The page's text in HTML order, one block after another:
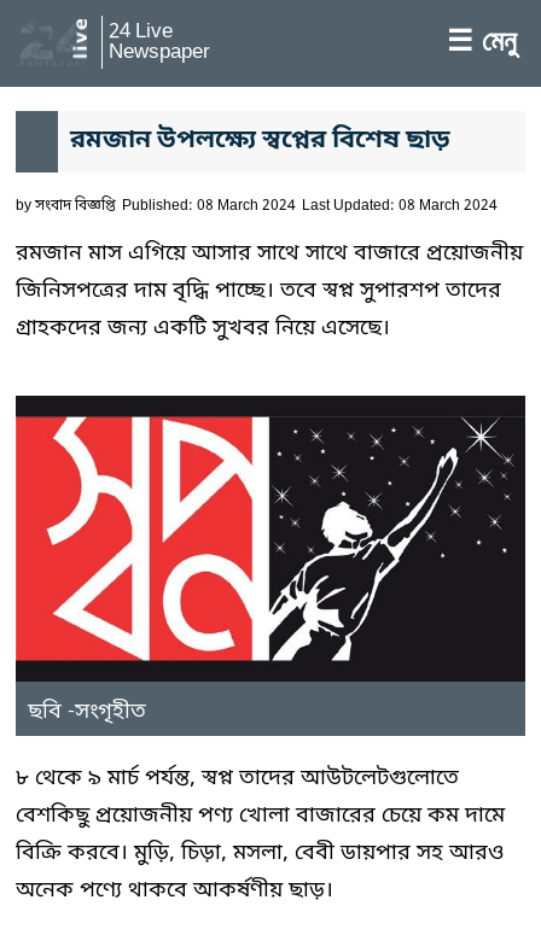
24 Live
Newspaper ☰ মেনু
রমজান উপলক্ষ্যে স্বপ্নের বিশেষ ছাড়
byসংবাদ বিজ্ঞপ্তি Published: 08 March 2024 Last Updated: 08 March 2024
রমজান মাস এগিয়ে আসার সাথে সাথে বাজারে প্রয়োজনীয়
জিনিসপত্রের দাম বৃদ্ধি পাচ্ছে। তবে স্বপ্ন সুপারশপ তাদের
গ্রাহকদের জন্য একটি সুখবর নিয়ে এসেছে।
ছবি -সংগৃহীত
৮ থেকে ৯ মার্চ পর্যন্ত, স্বপ্ন তাদের আউটলেটগুলোতে
বেশকিছু প্রয়োজনীয় পণ্য খোলা বাজারের চেয়ে কম দামে
বিক্রি করবে। মুড়ি, চিড়া, মসলা, বেবী ডায়পার সহ আরও
অনেক পণ্যে থাকবে আকর্ষণীয় ছাড়।